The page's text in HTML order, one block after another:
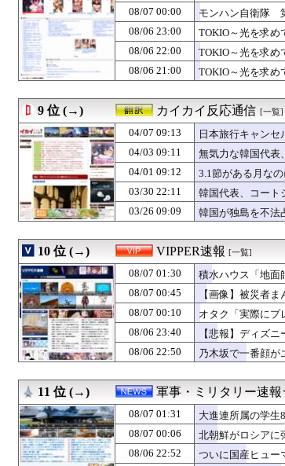
08/07 00:06
北朝鮮がロシアに弾道ミサイル
08/07 00:05
みさえ「しんのすけ～！、訴訟
08/07 00:05
【画像】漫画家・桂正和、最新
08/07 00:05
【セ順位】虎=兎-====//====燕
08/07 00:05
Ｐ『私がオバさんになっても♪』
08/07 00:05
【動画】タイの立ちんぼ女子さ
08/07 00:04
【まどマギ】ループものの9割
08/07 00:03
【朗報】上戸彩さん(40)まだか
08/07 00:03
【悲報】ドイツ人、猛烈な熱
08/07 00:03
接近禁止命令を受けていた職場
08/07 00:02
ガンダムゲーって他社ゲーのイ
08/07 00:02
ソフトの入れ替えなんて10秒で
08/07 00:01
【SSD】1TBで1.5万とか、買っ
08/07 00:01
【億砲】横浜M“和製フォーデ
08/07 00:01
【画像】爆乳アメリカハーフ美
08/07 00:00
【ラブライブ！】【動画】ひー
08/07 00:00
高齢独身彼女無しなのが不思議
08/07 00:00
デカすぎる女性YouTuber、ガチ
08/07 00:00
【マーベル】ハルクって毎回似
08/07 00:00
【画像】Hカップグラドル「私
08/07 00:00
#韓国記事翻訳 『グラミーに見
08/07 00:00
【ドラクエウォーク】無課金の
08/07 00:00
【モンハンワイルズ】睡眠・麻
08/07 00:00
【幽霊否定派、完全論破】幽霊
08/07 00:00
【艦これ】夕立「第二回、夕立
08/07 00:00
『キメラ』って倫理観無くせば
08/07 00:00
【ガルパン】小梅「みほさんが
08/07 00:00
『ジャンポケ斉藤、懲役7年の
08/07 00:00
【動画】両方馬鹿（笑）ミニス
08/07 00:00
【モバマス】向井拓海「The
08/07 00:00
モンハン自衛隊
08/06 23:00
TOKIO～光を求
08/06 22:00
TOKIO～光を求
08/06 21:00
TOKIO～光を求
9 位 (→) カイカイ反応通信 [一覧]
04/07 09:13
日本旅行キャン
04/03 09:11
無気力な韓国代表
04/01 09:12
3.1節がある月な
03/30 22:11
韓国代表、コート
03/26 09:09
韓国が独島を不法
10 位 (→) VIPPER速報 [一覧]
08/07 01:30
積水ハウス「地
08/07 00:45
【画像】被災者
08/07 00:10
オタク「実際に
08/06 23:40
【悲報】ディズ
08/06 22:50
乃木坂で一番顔が
11 位 (→) 軍事・ミリタリー速
08/07 01:31
大進連所属の学生
08/07 00:06
北朝鮮がロシアに
08/06 22:52
ついに国産ヒュー